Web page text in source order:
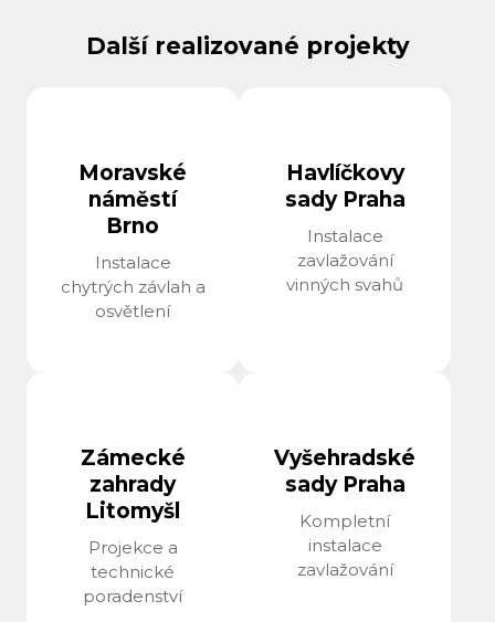
Další realizované projekty
Moravské
náměstí
Brno
Instalace
chytrých závlah a
osvětlení
Havlíčkovy
sady Praha
Instalace
zavlažování
vinných svahů
Zámecké
zahrady
Litomyšl
Projekce a
technické
poradenství
Vyšehradské
sady Praha
Kompletní
instalace
zavlažování